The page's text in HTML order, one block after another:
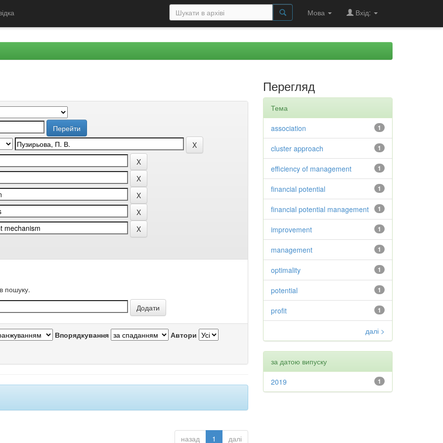
Мова Вхід:
пошуку.
Впорядкування Автори
назад 1 далі
Перегляд
Тема
1
association
1
cluster approach
1
efficiency of management
1
financial potential
1
financial potential management
1
improvement
1
management
1
optimality
1
potential
1
profit
далі >
за датою випуску
1
2019